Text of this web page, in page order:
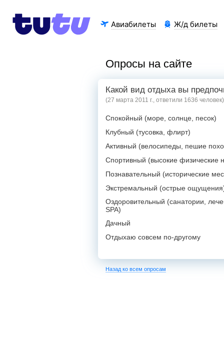
Авиабилеты Ж/д билеты
Опросы на сайте
Какой вид отдыха вы
(27 марта 2011 г., ответили 1636 человек)
Спокойный (море, солнце, песок)
Клубный (тусовка, флирт)
Активный (велосипеды, пешие
Спортивный (высокие физические
Познавательный (исторические
Экстремальный (острые
Оздоровительный (санатории,
SPA)
Дачный
Отдыхаю совсем по-другому
Назад ко всем опросам